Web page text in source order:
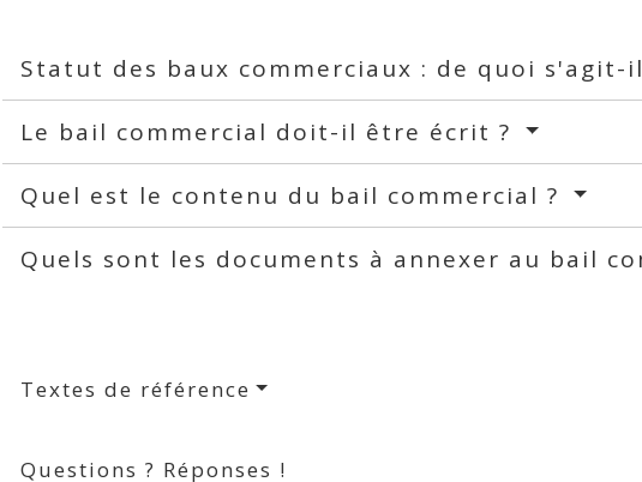
Statut des baux commerciaux : de quoi s'agit-
Le bail commercial doit-il être écrit ?
Quel est le contenu du bail commercial ?
Quels sont les documents à annexer au bail
Textes de référence
Questions ? Réponses !